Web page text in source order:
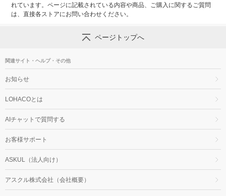
れています。ページに記載されている内容や商品、ご購入に関するご質問
は、直接各ストアにお問い合わせください。
ページトップへ
関連サイト・ヘルプ・その他
お知らせ
LOHACOとは
AIチャットで質問する
お客様サポート
ASKUL（法人向け）
アスクル株式会社（会社概要）